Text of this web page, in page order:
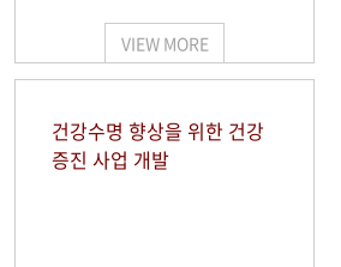
VIEW MORE
건강수명 향상을 위한 건강
증진 사업 개발